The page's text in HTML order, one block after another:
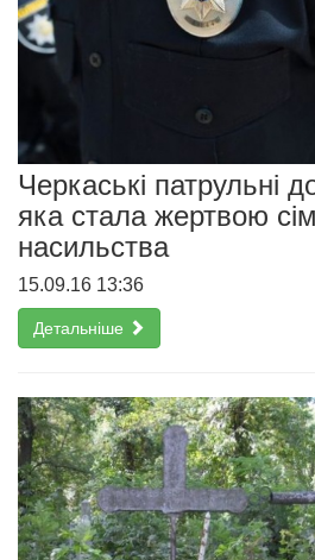
Черкаські патрульні
яка стала жертвою
насильства
15.09.16 13:36
Детальніше